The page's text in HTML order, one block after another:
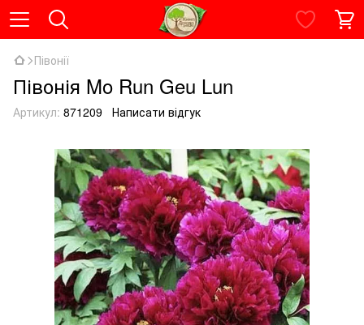
Півонії
Півонія Mo Run Geu Lun
Артикул: 871209 Написати відгук